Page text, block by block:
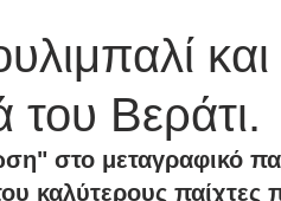
Ιταλία Χάαλαντ
και
του Βεράτι.
στο μεταγραφικό
καλύτερους παίχτες